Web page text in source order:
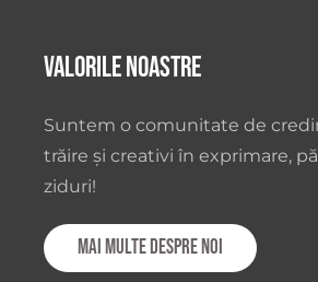
Valorile noastre
Suntem o comunitate de
trăire și creativi în exprimare,
ziduri!
Mai multe despre noi